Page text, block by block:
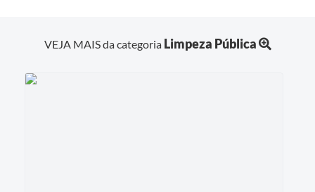
VEJA MAIS da categoria Limpeza Pública